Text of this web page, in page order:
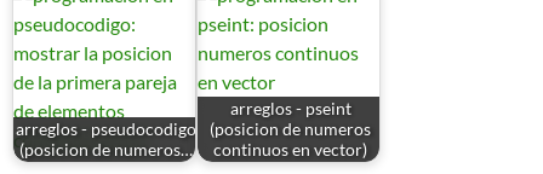
arreglos - pseudocodigo
(posicion de numeros…
arreglos - pseint
(posicion de numeros
continuos en vector)